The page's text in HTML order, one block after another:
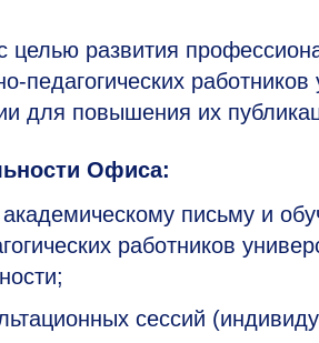
целью развития
педагогических работников
для повышения их
Офиса:
письму и
работников
сессий